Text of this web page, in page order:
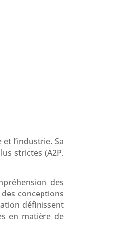
l’industrie. Sa
strictes (A2P,
des
conceptions
définissent
en matière de